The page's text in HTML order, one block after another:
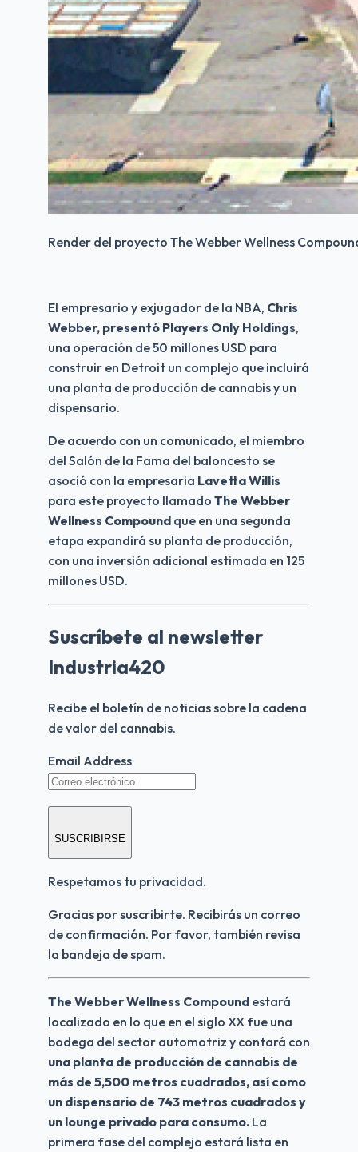
Render del proyecto The Webber Wellness
El empresario y exjugador de la NBA, Chris
Webber, presentó Players Only Holdings,
una operación de 50 millones USD para
construir en Detroit un complejo que incluirá
una planta de producción de cannabis y un
dispensario.
De acuerdo con un comunicado, el miembro
del Salón de la Fama del baloncesto se
asoció con la empresaria
para este proyecto llamado The Webber
Wellness Compound que en una segunda
etapa expandirá su planta de producción,
con una inversión adicional estimada en 125
millones USD.
Suscríbete al newsletter
Industria420
Recibe el boletín de noticias sobre la cadena
de valor del cannabis.
Email Address
SUSCRIBIRSE
Respetamos tu privacidad.
Gracias por suscribirte. Recibirás un correo
de confirmación. Por favor, también revisa
la bandeja de spam.
The Webber Wellness Compound estará
localizado en lo que en el siglo XX fue una
una planta de producción de cannabis de
más de 5,500 metros cuadrados, así como
un dispensario de 743 metros cuadrados y
un lounge privado para consumo. La
primera fase del complejo estará lista en